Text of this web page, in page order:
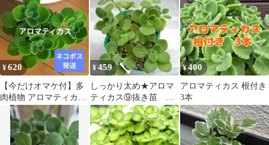
¥620
【今だけオマケ付】多
肉植物 アロマティカス
苗 3株
¥459
しっかり太め★アロマ
ティカス⑨抜き苗 し
っかり根付き苗♪Ｇよけ
に!?良い香り
¥400
アロマティカス 根付き
3本